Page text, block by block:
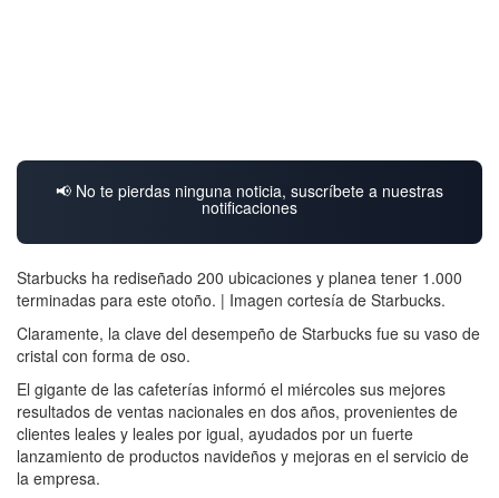
📢 No te pierdas ninguna noticia, suscríbete a nuestras
notificaciones
Starbucks ha rediseñado 200 ubicaciones y planea tener 1.000
terminadas para este otoño. | Imagen cortesía de Starbucks.
Claramente, la clave del desempeño de Starbucks fue su vaso de
cristal con forma de oso.
El gigante de las cafeterías informó el miércoles sus mejores
resultados de ventas nacionales en dos años, provenientes de
clientes leales y leales por igual, ayudados por un fuerte
lanzamiento de productos navideños y mejoras en el servicio de
la empresa.